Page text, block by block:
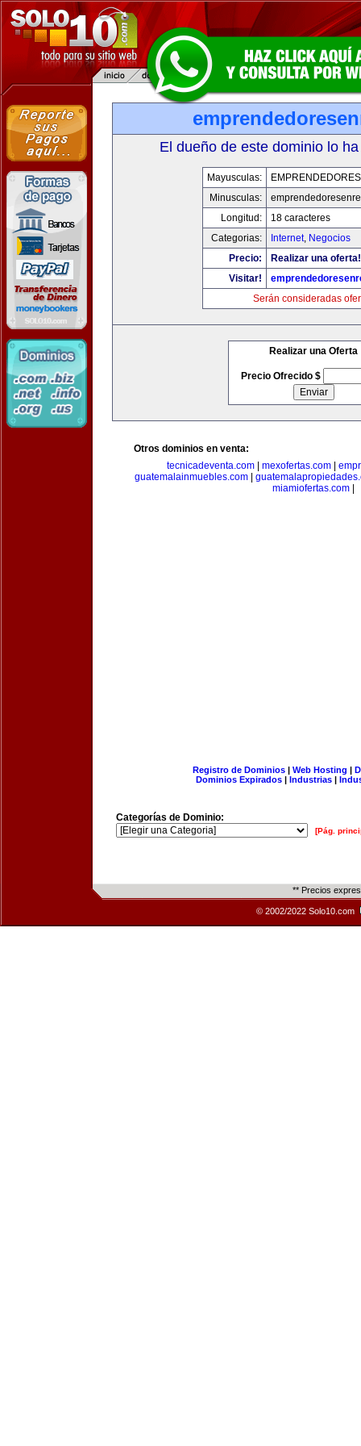
El dueño de este dominio lo
Mayusculas:
Minusculas:
Longitud:
18 caracteres
Categorias:
Internet, Negocios
Precio:
Realizar una oferta!
Visitar!
Serán consideradas
Realizar una Oferta
Precio Ofrecido $
Otros dominios en venta:
tecnicadeventa.com
mexofertas.com
guatemalainmuebles.com
miamiofertas.com
Registro de Dominios| Web Hosting |
Dominios Expirados | Industrias |
Categorías de Dominio:
[Pág.
** Precios
© 2002/2022 Solo10.com